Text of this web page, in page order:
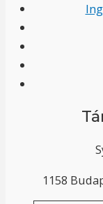
1158